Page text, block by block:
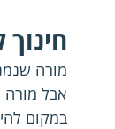
מורה
אבל מורה
במקום